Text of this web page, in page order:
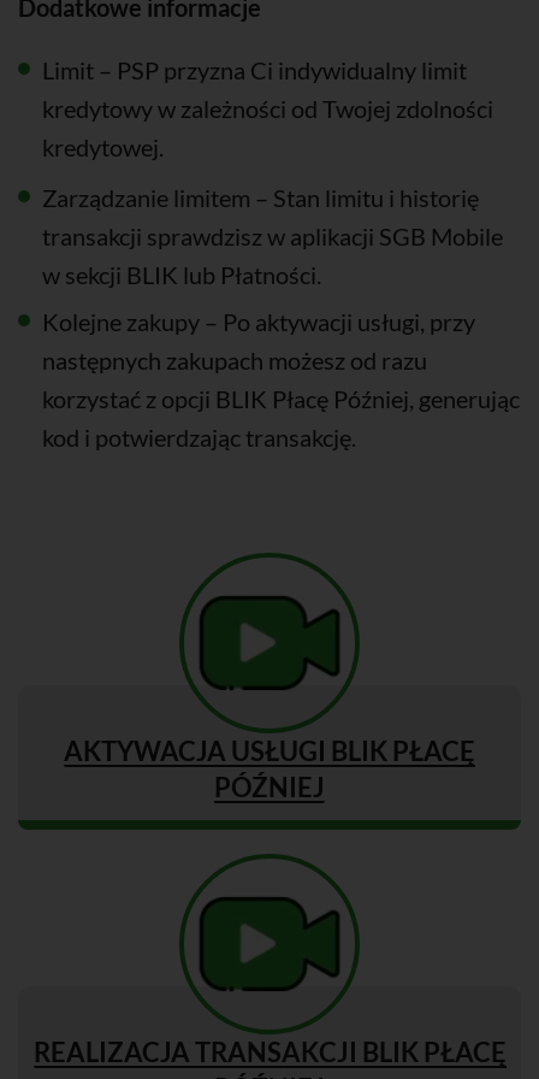
Dodatkowe informacje
Limit – PSP przyzna Ci indywidualny limit
kredytowy w zależności od Twojej zdolności
kredytowej.
Zarządzanie limitem – Stan limitu i historię
transakcji sprawdzisz w aplikacji SGB Mobile
w sekcji BLIK lub Płatności.
Kolejne zakupy – Po aktywacji usługi, przy
następnych zakupach możesz od razu
korzystać z opcji BLIK Płacę Później, generując
kod i potwierdzając transakcję.
AKTYWACJA USŁUGI BLIK PŁACĘ
PÓŹNIEJ
REALIZACJA TRANSAKCJI BLIK PŁACĘ